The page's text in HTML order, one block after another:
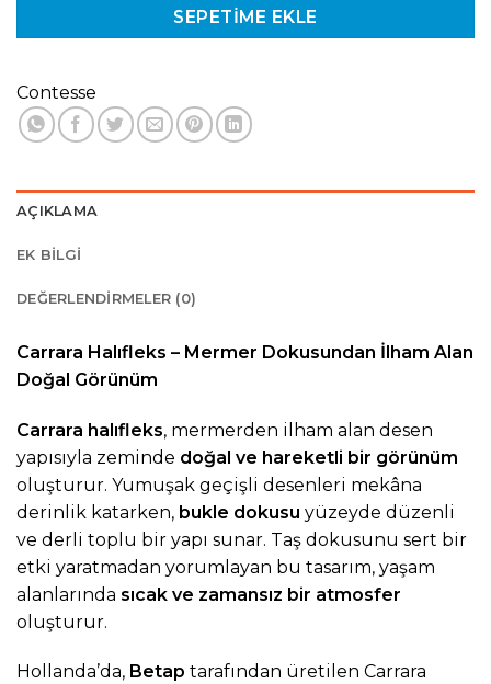
SEPETIME EKLE
Contesse
AÇIKLAMA
EK BILGI
DEĞERLENDIRMELER (0)
Carrara Halıfleks – Mermer Dokusundan İlham Alan
Doğal Görünüm
Carrara halıfleks, mermerden ilham alan desen
yapısıyla zeminde doğal ve hareketli bir görünüm
oluşturur. Yumuşak geçişli desenleri mekâna
derinlik katarken, bukle dokusu yüzeyde düzenli
ve derli toplu bir yapı sunar. Taş dokusunu sert bir
etki yaratmadan yorumlayan bu tasarım, yaşam
alanlarında sıcak ve zamansız bir atmosfer
oluşturur.
Hollanda’da, Betap tarafından üretilen Carrara